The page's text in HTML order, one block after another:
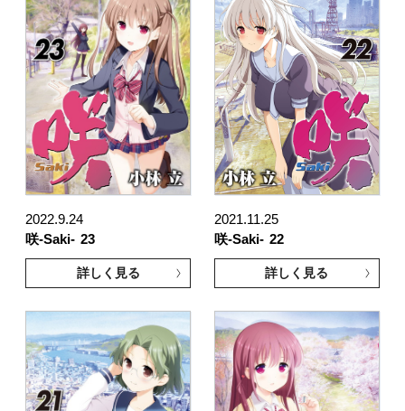
2022.9.24
咲-Saki- 23
詳しく見る
2021.11.25
咲-Saki- 22
詳しく見る